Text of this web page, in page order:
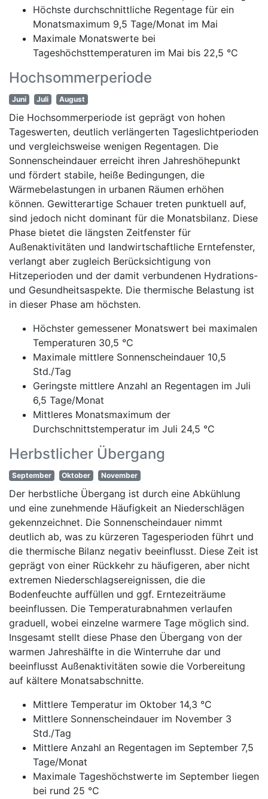
Höchste durchschnittliche Regentage für ein
Monatsmaximum 9,5 Tage/Monat im Mai
Maximale Monatswerte bei
Tageshöchsttemperaturen im Mai bis 22,5 °C
Hochsommerperiode
Juni Juli August
Die Hochsommerperiode ist geprägt von hohen
Tageswerten, deutlich verlängerten Tageslichtperioden
und vergleichsweise wenigen Regentagen. Die
Sonnenscheindauer erreicht ihren Jahreshöhepunkt
und fördert stabile, heiße Bedingungen, die
Wärmebelastungen in urbanen Räumen erhöhen
können. Gewitterartige Schauer treten punktuell auf,
sind jedoch nicht dominant für die Monatsbilanz. Diese
Phase bietet die längsten Zeitfenster für
Außenaktivitäten und landwirtschaftliche Erntefenster,
verlangt aber zugleich Berücksichtigung von
Hitzeperioden und der damit verbundenen Hydrations-
und Gesundheitsaspekte. Die thermische Belastung ist
in dieser Phase am höchsten.
Höchster gemessener Monatswert bei maximalen
Temperaturen 30,5 °C
Maximale mittlere Sonnenscheindauer 10,5
Std./Tag
Geringste mittlere Anzahl an Regentagen im Juli
6,5 Tage/Monat
Mittleres Monatsmaximum der
Durchschnittstemperatur im Juli 24,5 °C
Herbstlicher Übergang
September Oktober November
Der herbstliche Übergang ist durch eine Abkühlung
und eine zunehmende Häufigkeit an Niederschlägen
gekennzeichnet. Die Sonnenscheindauer nimmt
deutlich ab, was zu kürzeren Tagesperioden führt und
die thermische Bilanz negativ beeinflusst. Diese Zeit ist
geprägt von einer Rückkehr zu häufigeren, aber nicht
extremen Niederschlagsereignissen, die die
Bodenfeuchte auffüllen und ggf. Erntezeiträume
beeinflussen. Die Temperaturabnahmen verlaufen
graduell, wobei einzelne warmere Tage möglich sind.
Insgesamt stellt diese Phase den Übergang von der
warmen Jahreshälfte in die Winterruhe dar und
beeinflusst Außenaktivitäten sowie die Vorbereitung
auf kältere Monatsabschnitte.
Mittlere Temperatur im Oktober 14,3 °C
Mittlere Sonnenscheindauer im November 3
Std./Tag
Mittlere Anzahl an Regentagen im September 7,5
Tage/Monat
Maximale Tageshöchstwerte im September liegen
bei rund 25 °C